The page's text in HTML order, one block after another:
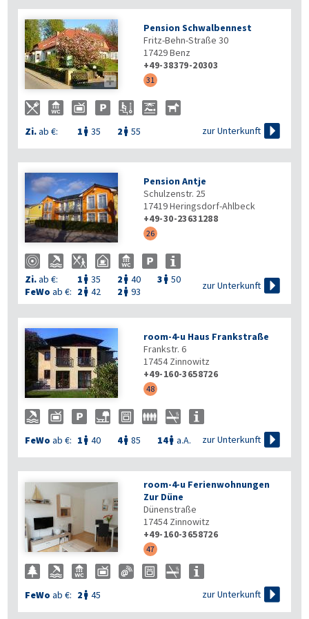

Pension Schwalbennest
Fritz-Behn-Straße 30
17429Benz
+49-38379-20303
31
Zi.ab €: 1  35 2  55 zur Unterkunft 
Pension Antje
Schulzenstr. 25
17419Heringsdorf-Ahlbeck
+49-30-23631288
26
Zi.ab €: 1  35 2  40 3  50
FeWo ab €: 2  42 2  93
zur Unterkunft 
room-4-u Haus Frankstraße
Frankstr. 6
17454 Zinnowitz
+49-160-3658726
48
FeWo ab €: 1  40 4 85 14 a.A. zur Unterkunft 
room-4-u Ferienwohnungen
Zur Düne
Dünenstraße
17454 Zinnowitz
+49-160-3658726
47
FeWo ab €: 2  45 zur Unterkunft 